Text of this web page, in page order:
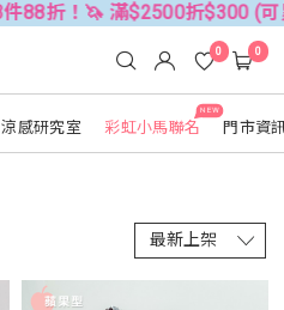
折！🦄 滿$2500折$300 (可累
涼感研究室
NEW
彩虹小馬聯名 門市資
0 0